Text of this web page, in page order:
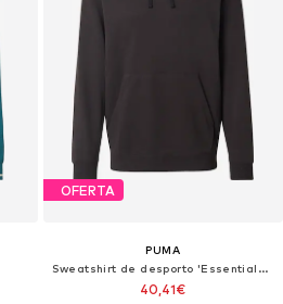
OFERTA
PUMA
Sweatshirt de desporto 'Essentials No. 1'
40,41€